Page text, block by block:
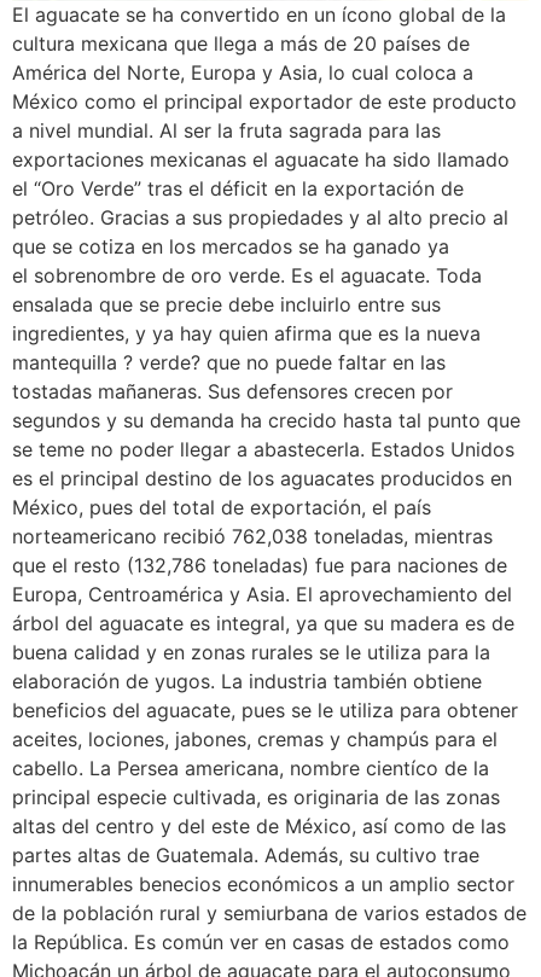
El aguacate se ha convertido en un ícono global de la
cultura mexicana que llega a más de 20 países de
América del Norte, Europa y Asia, lo cual coloca a
México como el principal exportador de este producto
a nivel mundial. Al ser la fruta sagrada para las
exportaciones mexicanas el aguacate ha sido llamado
el “Oro Verde” tras el déficit en la exportación de
petróleo. Gracias a sus propiedades y al alto precio al
que se cotiza en los mercados se ha ganado ya
el sobrenombre de oro verde. Es el aguacate. Toda
ensalada que se precie debe incluirlo entre sus
ingredientes, y ya hay quien afirma que es la nueva
mantequilla ? verde? que no puede faltar en las
tostadas mañaneras. Sus defensores crecen por
segundos y su demanda ha crecido hasta tal punto que
se teme no poder llegar a abastecerla. Estados Unidos
es el principal destino de los aguacates producidos en
México, pues del total de exportación, el país
norteamericano recibió 762,038 toneladas, mientras
que el resto (132,786 toneladas) fue para naciones de
Europa, Centroamérica y Asia. El aprovechamiento del
árbol del aguacate es integral, ya que su madera es de
buena calidad y en zonas rurales se le utiliza para la
elaboración de yugos. La industria también obtiene
beneficios del aguacate, pues se le utiliza para obtener
aceites, lociones, jabones, cremas y champús para el
cabello. La Persea americana, nombre cientíco de la
principal especie cultivada, es originaria de las zonas
altas del centro y del este de México, así como de las
partes altas de Guatemala. Además, su cultivo trae
innumerables benecios económicos a un amplio sector
de la población rural y semiurbana de varios estados de
la República. Es común ver en casas de estados como
Michoacán un árbol de aguacate para el autoconsumo